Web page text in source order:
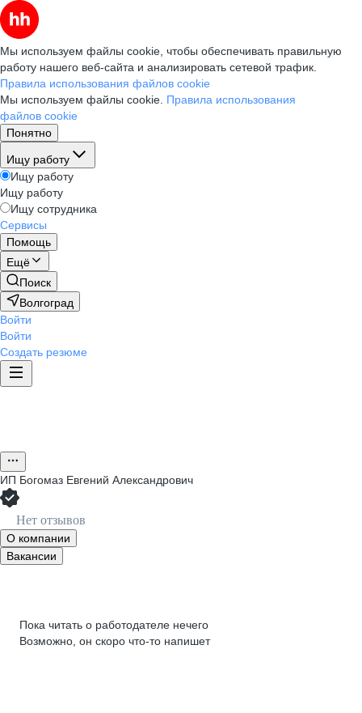
Мы используем файлы cookie, чтобы обеспечивать правильную
работу нашего веб-сайта и анализировать сетевой трафик.
Правила использования файлов cookie
Мы используем файлы cookie. Правила использования
файлов cookie
Понятно
Ищу работу
Ищу работу
Ищу работу
Ищу сотрудника
Сервисы
Помощь
Ещё
Поиск
Волгоград
Войти
Войти
Создать резюме
ИП Богомаз Евгений Александрович
Нет отзывов
О компании
Вакансии
Пока читать о работодателе нечего
Возможно, он скоро что‑то напишет